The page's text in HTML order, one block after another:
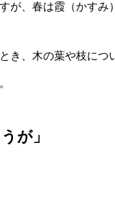
が、春は霞（かすみ
き、木の葉や枝に
が」